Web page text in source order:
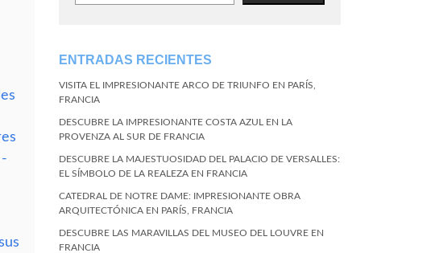
ENTRADAS RECIENTES
VISITA EL IMPRESIONANTE ARCO DE TRIUNFO EN PARÍS,
FRANCIA
DESCUBRE LA IMPRESIONANTE COSTA AZUL EN LA
PROVENZA AL SUR DE FRANCIA
DESCUBRE LA MAJESTUOSIDAD DEL PALACIO DE VERSALLES:
EL SÍMBOLO DE LA REALEZA EN FRANCIA
CATEDRAL DE NOTRE DAME: IMPRESIONANTE OBRA
ARQUITECTÓNICA EN PARÍS, FRANCIA
DESCUBRE LAS MARAVILLAS DEL MUSEO DEL LOUVRE EN
FRANCIA